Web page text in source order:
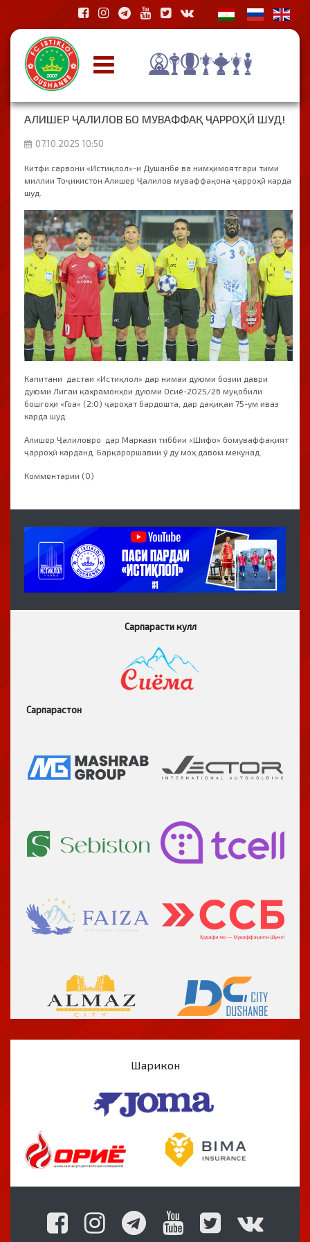
АЛИШЕР ҶАЛИЛОВ БО МУВАФФАҚ ҶАРРОҲӢ ШУД!
07.10.2025 10:50
Китфи сарвони «Истиқлол»-и Душанбе ва нимҳимоятгари тими
миллии Тоҷикистон Алишер Ҷалилов муваффақона ҷарроҳӣ карда
шуд.
Капитани дастаи «Истиқлол» дар нимаи дуюми бозии даври
дуюми Лигаи қаҳрамонҳои дуюми Осиё-2025/26 муқобили
бошгоҳи «Гоа» (2:0) ҷароҳат бардошта, дар дақиқаи 75-ум иваз
карда шуд.
Алишер Ҷалиловро дар Маркази тиббии «Шифо» бомуваффақият
ҷарроҳӣ карданд. Барқароршавии ӯ ду моҳ давом мекунад.
Комментарии (0)
Сарпарасти кулл
Сарпарастон
Шарикон